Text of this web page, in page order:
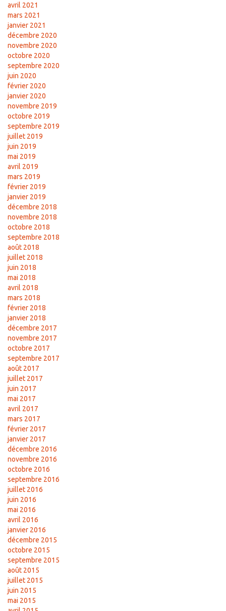
avril 2021
mars 2021
janvier 2021
décembre 2020
novembre 2020
octobre 2020
septembre 2020
juin 2020
février 2020
janvier 2020
novembre 2019
octobre 2019
septembre 2019
juillet 2019
juin 2019
mai 2019
avril 2019
mars 2019
février 2019
janvier 2019
décembre 2018
novembre 2018
octobre 2018
septembre 2018
août 2018
juillet 2018
juin 2018
mai 2018
avril 2018
mars 2018
février 2018
janvier 2018
décembre 2017
novembre 2017
octobre 2017
septembre 2017
août 2017
juillet 2017
juin 2017
mai 2017
avril 2017
mars 2017
février 2017
janvier 2017
décembre 2016
novembre 2016
octobre 2016
septembre 2016
juillet 2016
juin 2016
mai 2016
avril 2016
janvier 2016
décembre 2015
octobre 2015
septembre 2015
août 2015
juillet 2015
juin 2015
mai 2015